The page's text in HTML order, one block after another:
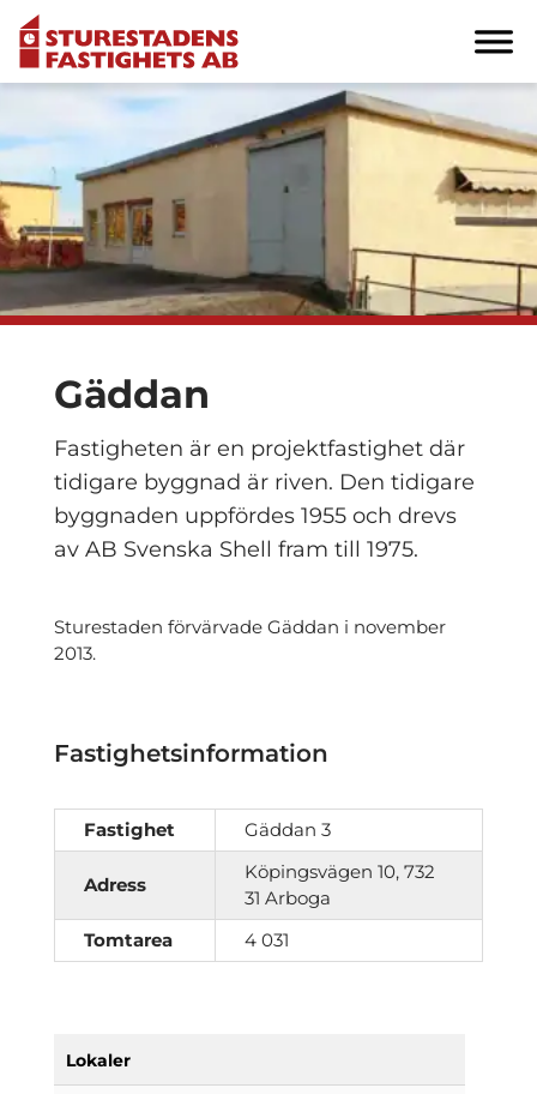
Lokaler
Gäddan
Fastigheten är en projektfastighet där
tidigare byggnad är riven. Den tidigare
byggnaden uppfördes 1955 och drevs
av AB Svenska Shell fram till 1975.
Sturestaden förvärvade Gäddan i november
2013.
Fastighetsinformation
Fastighet Gäddan 3
Adress
Köpingsvägen 10, 732
31 Arboga
Tomtarea
4 031